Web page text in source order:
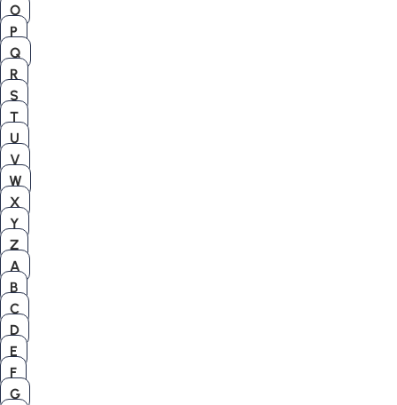
O
P
Q
R
S
T
U
V
W
X
Y
Z
A
B
C
D
E
F
G